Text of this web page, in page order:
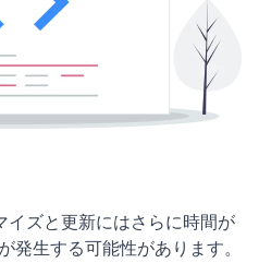
ズと更新にはさらに時間が
生する可能性があります。